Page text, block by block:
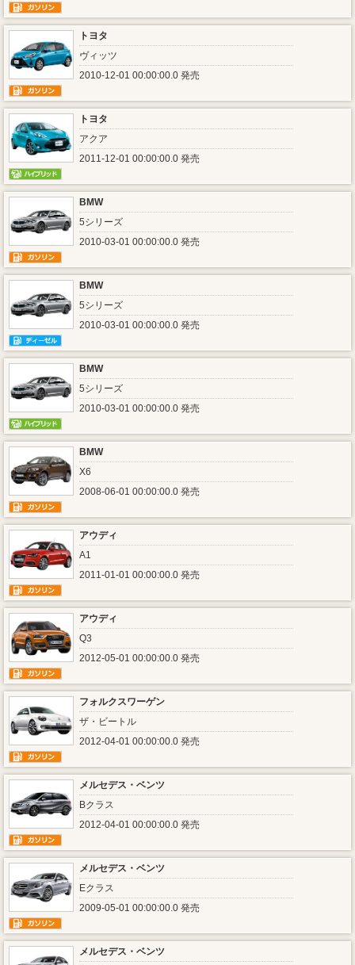
トヨタ
ヴィッツ
2010-12-01 00:00:00.0 発売
トヨタ
アクア
2011-12-01 00:00:00.0 発売
BMW
5シリーズ
2010-03-01 00:00:00.0 発売
BMW
5シリーズ
2010-03-01 00:00:00.0 発売
BMW
5シリーズ
2010-03-01 00:00:00.0 発売
BMW
X6
2008-06-01 00:00:00.0 発売
アウディ
A1
2011-01-01 00:00:00.0 発売
アウディ
Q3
2012-05-01 00:00:00.0 発売
フォルクスワーゲン
ザ・ビートル
2012-04-01 00:00:00.0 発売
メルセデス・ベンツ
Bクラス
2012-04-01 00:00:00.0 発売
メルセデス・ベンツ
Eクラス
2009-05-01 00:00:00.0 発売
メルセデス・ベンツ